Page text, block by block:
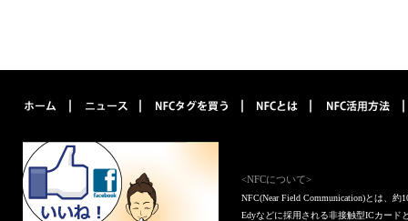
<NFCについて>
NFC(Near Field Communication)とは、
Edyなどに採用される非接触型ICカード